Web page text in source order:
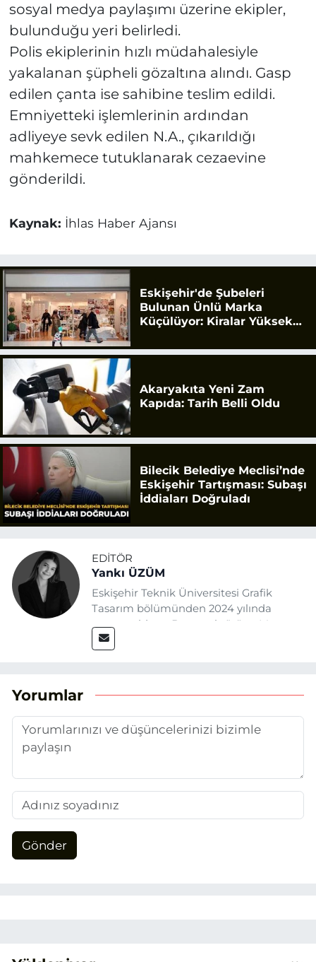
sosyal medya paylaşımı üzerine ekipler,
bulunduğu yeri belirledi.
Polis ekiplerinin hızlı müdahalesiyle
yakalanan şüpheli gözaltına alındı. Gasp
edilen çanta ise sahibine teslim edildi.
Emniyetteki işlemlerinin ardından
adliyeye sevk edilen N.A., çıkarıldığı
mahkemece tutuklanarak cezaevine
gönderildi.
Kaynak: İhlas Haber Ajansı
Eskişehir'de Şubeleri
Bulunan Ünlü Marka
Küçülüyor: Kiralar Yüksek
Akaryakıta Yeni Zam
Kapıda: Tarih Belli Oldu
Bilecik Belediye Meclisi’nde
Eskişehir Tartışması: Subaşı
İddiaları Doğruladı
EDITÖR
Yankı ÜZÜM
Eskişehir Teknik Üniversitesi Grafik
Tasarım bölümünden 2024 yılında
mezun oldum. Basın sektörüne Mayıs
2025’te Eskişehir Haber Ajansı ile adım
aktarmayı hedefliyorum.
Yorumlar
Gönder